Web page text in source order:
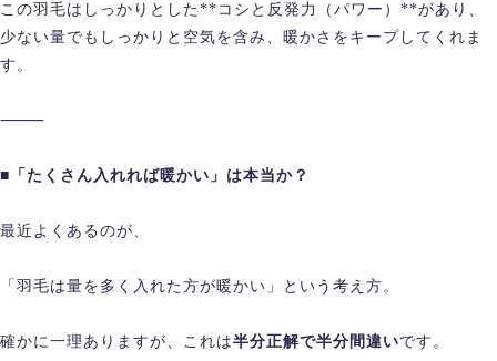
この羽毛はしっかりとした**コシと反発力（パワー）**があり、
少ない量でもしっかりと空気を含み、暖かさをキープしてくれま
す。
⸻
■「たくさん入れれば暖かい」は本当か？
最近よくあるのが、
「羽毛は量を多く入れた方が暖かい」という考え方。
確かに一理ありますが、これは半分正解で半分間違いです。